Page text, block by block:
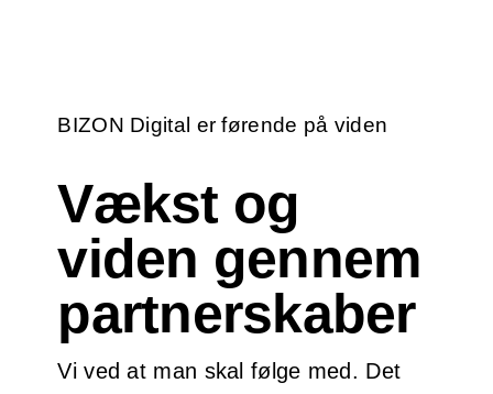
BIZON Digital er førende på viden
Vækst og
viden gennem
partnerskaber
Vi ved at man skal følge med. Det